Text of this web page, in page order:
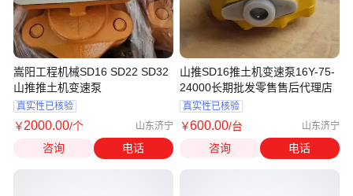
嵩阳工程机械SD16 SD22 SD32
山推推土机变速泵
真实性已核验
￥2000.00/个 山东济宁
咨询 电话
山推SD16推土机变速泵16Y-75-
24000长期批发零售售后代理店
真实性已核验
￥600.00/台 山东济宁
咨询 电话